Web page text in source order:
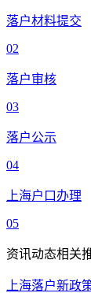
落户材料提交
02
落户审核
03
落户公示
04
上海户口办理
05
资讯动态相关
上海落户新政